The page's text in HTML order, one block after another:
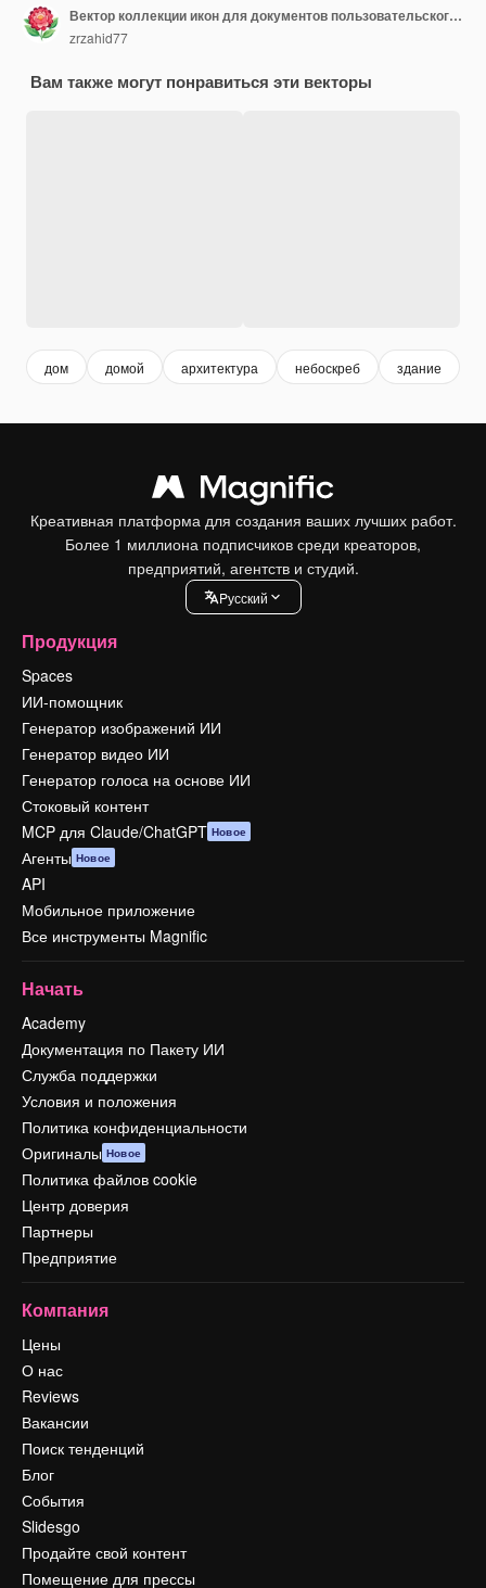
Вектор коллекции икон для документов пользовательского интерфейса, веб-сайтов и мобильных приложений
zrzahid77
Вам также могут понравиться эти векторы
дом домой архитектура небоскреб здание
Креативная платформа для создания ваших лучших работ.
Более 1 миллиона подписчиков среди креаторов,
предприятий, агентств и студий.
Pусский
Продукция
Spaces
ИИ-помощник
Генератор изображений ИИ
Генератор видео ИИ
Генератор голоса на основе ИИ
Стоковый контент
MCP для Claude/ChatGPT Новое
Агенты Новое
API
Мобильное приложение
Все инструменты Magnific
Начать
Academy
Документация по Пакету ИИ
Служба поддержки
Условия и положения
Политика конфиденциальности
Оригиналы Новое
Политика файлов cookie
Центр доверия
Партнеры
Предприятие
Компания
Цены
О нас
Reviews
Вакансии
Поиск тенденций
Блог
События
Slidesgo
Продайте свой контент
Помещение для прессы